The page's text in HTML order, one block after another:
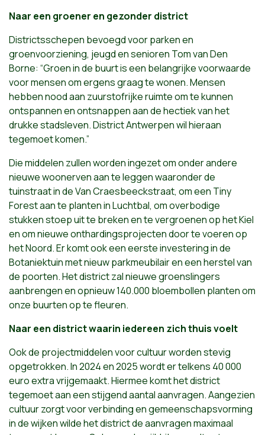
Naar een groener en gezonder district
Districtsschepen bevoegd voor parken en
groenvoorziening, jeugd en senioren Tom van Den
Borne: “Groen in de buurt is een belangrijke voorwaarde
voor mensen om ergens graag te wonen. Mensen
hebben nood aan zuurstofrijke ruimte om te kunnen
ontspannen en ontsnappen aan de hectiek van het
drukke stadsleven. District Antwerpen wil hieraan
tegemoet komen.”
Die middelen zullen worden ingezet om onder andere
nieuwe woonerven aan te leggen waaronder de
tuinstraat in de Van Craesbeeckstraat, om een Tiny
Forest aan te planten in Luchtbal, om overbodige
stukken stoep uit te breken en te vergroenen op het Kiel
en om nieuwe onthardingsprojecten door te voeren op
het Noord. Er komt ook een eerste investering in de
Botaniektuin met nieuw parkmeubilair en een herstel van
de poorten. Het district zal nieuwe groenslingers
aanbrengen en opnieuw 140.000 bloembollen planten om
onze buurten op te fleuren.
Naar een district waarin iedereen zich thuis voelt
Ook de projectmiddelen voor cultuur worden stevig
opgetrokken. In 2024 en 2025 wordt er telkens 40 000
euro extra vrijgemaakt. Hiermee komt het district
tegemoet aan een stijgend aantal aanvragen. Aangezien
cultuur zorgt voor verbinding en gemeenschapsvorming
in de wijken wilde het district de aanvragen maximaal